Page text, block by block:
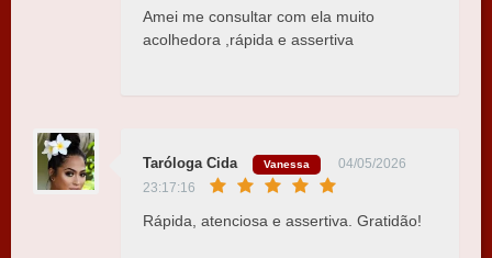
Amei me consultar com ela muito
acolhedora ,rápida e assertiva
Taróloga Cida Vanessa
04/05/2026
23:17:16
Rápida, atenciosa e assertiva. Gratidão!